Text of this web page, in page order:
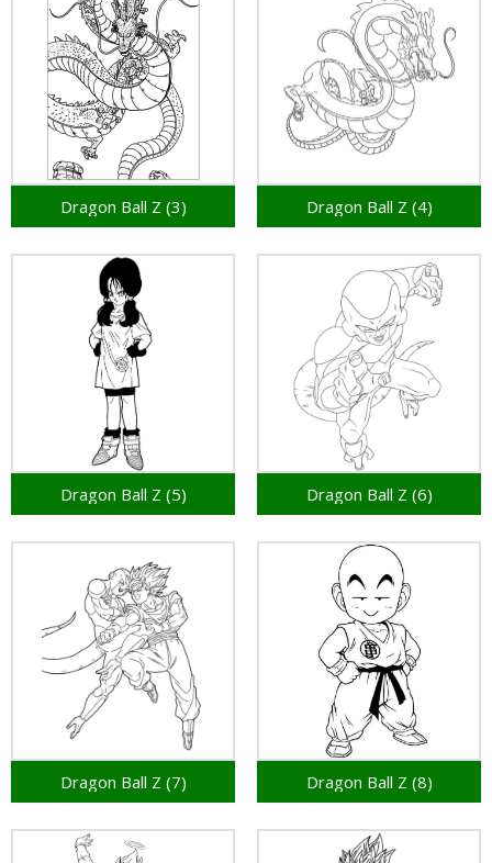
Dragon Ball Z (3) Dragon Ball Z (4)
Dragon Ball Z (5) Dragon Ball Z (6)
Dragon Ball Z (7) Dragon Ball Z (8)